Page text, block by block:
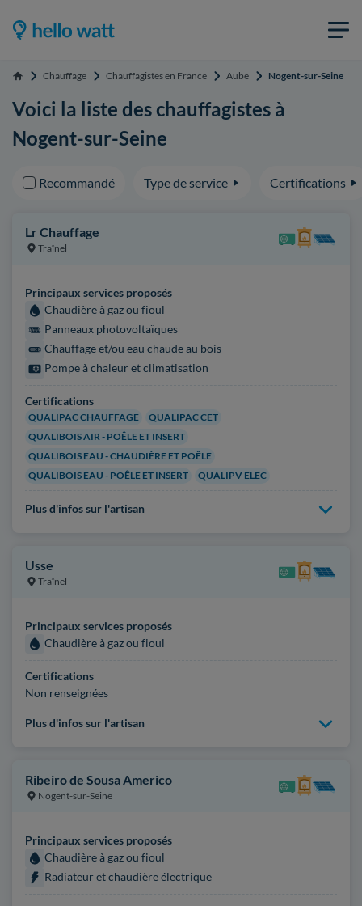
Accueil Chauffage Chauffagistes en France Aube Nogent-sur-Seine
Voici la liste des chauffagistes à
Nogent-sur-Seine
Recommandé Type de service Certifications
Lr Chauffage
Traînel
Principaux services proposés
Chaudière à gaz ou fioul
Panneaux photovoltaïques
Chauffage et/ou eau chaude au bois
Pompe à chaleur et climatisation
Certifications
QUALIPAC CHAUFFAGE
QUALIPAC CET
QUALIBOIS AIR - POÊLE ET INSERT
QUALIBOIS EAU - CHAUDIÈRE ET POÊLE
QUALIBOIS EAU - POÊLE ET INSERT
QUALIPV ELEC
Plus d'infos sur l'artisan
Usse
Traînel
Principaux services proposés
Chaudière à gaz ou fioul
Certifications
Non renseignées
Plus d'infos sur l'artisan
Ribeiro de Sousa Americo
Nogent-sur-Seine
Principaux services proposés
Chaudière à gaz ou fioul
Radiateur et chaudière électrique